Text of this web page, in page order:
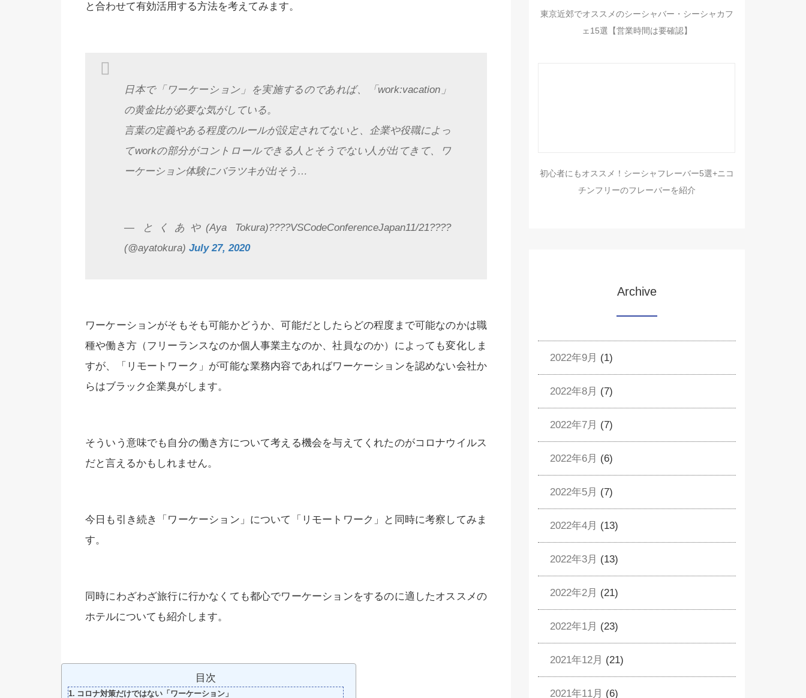
と合わせて有効活用する方法を考えてみます。
日本で「ワーケーション」を実施するのであれば、「work:vacation」
の黄金比が必要な気がしている。
言葉の定義やある程度のルールが設定されてないと、企業や役職によっ
てworkの部分がコントロールできる人とそうでない人が出てきて、ワ
ーケーション体験にバラツキが出そう…
— とくあや(Aya Tokura)????VSCodeConferenceJapan11/21????
(@ayatokura) July 27, 2020
ワーケーションがそもそも可能かどうか、可能だとしたらどの程度まで可能なのかは職
種や働き方（フリーランスなのか個人事業主なのか、社員なのか）によっても変化しま
すが、「リモートワーク」が可能な業務内容であればワーケーションを認めない会社か
らはブラック企業臭がします。
そういう意味でも自分の働き方について考える機会を与えてくれたのがコロナウイルス
だと言えるかもしれません。
今日も引き続き「ワーケーション」について「リモートワーク」と同時に考察してみま
す。
同時にわざわざ旅行に行かなくても都心でワーケーションをするのに適したオススメの
ホテルについても紹介します。
目次
コロナ対策だけではない「ワーケーション」
東京近郊でオススメのシーシャバー・シーシャカフ
ェ15選【営業時間は要確認】
初心者にもオススメ！シーシャフレーバー5選+ニコ
チンフリーのフレーバーを紹介
Archive
2022年9月 (1)
2022年8月 (7)
2022年7月 (7)
2022年6月 (6)
2022年5月 (7)
2022年4月 (13)
2022年3月 (13)
2022年2月 (21)
2022年1月 (23)
2021年12月 (21)
2021年11月 (6)